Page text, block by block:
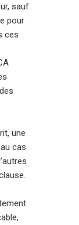
sauf
pour
ces
une
cas